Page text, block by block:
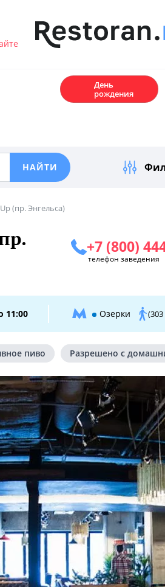
День
рождения
(пр. Энгельса)
+7 (800)
телефон заведения
11:00 Озерки
пиво Разрешено с